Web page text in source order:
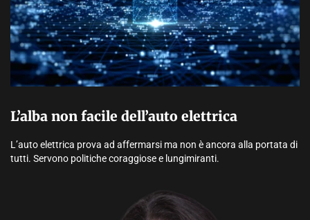
L’alba non facile dell’auto elettrica
L’auto elettrica prova ad affermarsi ma non è ancora alla portata di
tutti. Servono politiche coraggiose e lungimiranti.